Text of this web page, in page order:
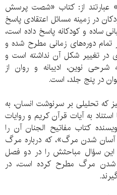
عبارتند از: کتاب «شصت پرسش
در زمینه مسائل اعتقادی پاسخ
ساده و کودکانه پاسخ داده است،
تمام دوره‌های زمانی مطرح شده و
در تغییر شکل آن نداشته است و
نوین، ادیبانه و روان از
در پنج جلد، است.
که تحلیلی بر سرنوشت انسان، به
به آیات قرآن کریم و روایات
کتاب مفاتیح الجنان آن را
آسان شدن مرگ»، که درباره مرگ
سؤال مباحثش را در دو فصل
شدن مرگ مطرح کرده است، در